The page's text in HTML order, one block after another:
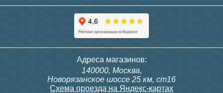
Адреса магазинов:
140000, Москва,
Новорязанское шоссе 25 км, ст16
Схема проезда на Яндекс-картах